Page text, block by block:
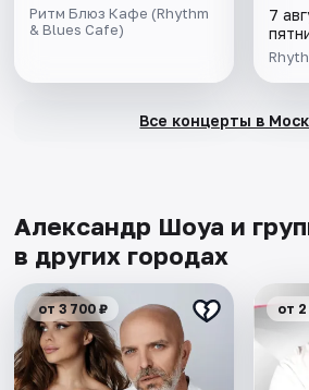
Ритм Блюз Кафе (Rhythm
& Blues Cafe)
7
Все концерты в
Александр Шоуа и
в других городах
от 3 700 ₽ от